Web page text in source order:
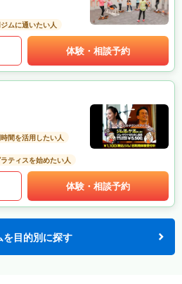
ムに通いたい人
体験・相談予約
間を活用したい人
ティスを始めたい人
体験・相談予約
を目的別に探す